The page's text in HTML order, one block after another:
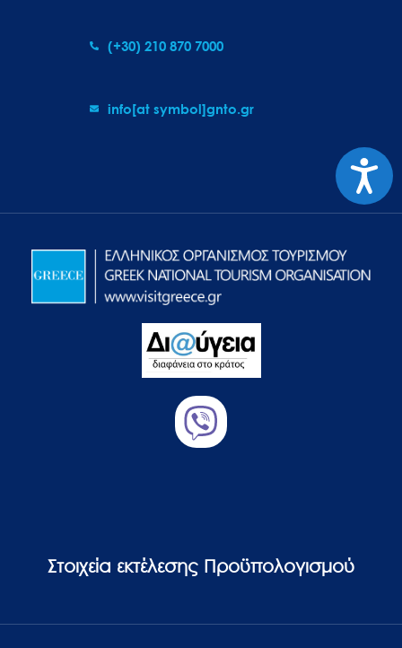
(+30) 210 870 7000
info[at symbol]gnto.gr
Στοιχεία εκτέλεσης Προϋπολογισμού